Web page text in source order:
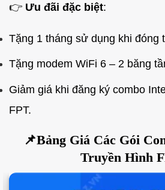
👉 Ưu đãi đặc biệt:
Tặng 1 tháng sử dụng khi đóng
Tặng modem WiFi 6 – 2 băng
Giảm giá khi đăng ký combo
FPT.
📌Bảng Giá Các Gói
Truyền Hình